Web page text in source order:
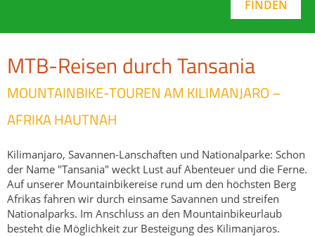
MTB-Reisen durch Tansania
MOUNTAINBIKE-TOUREN AM KILIMANJARO –
AFRIKA HAUTNAH
Kilimanjaro, Savannen-Lanschaften und Nationalparke: Schon
der Name "Tansania" weckt Lust auf Abenteuer und die Ferne.
Auf unserer Mountainbikereise rund um den höchsten Berg
Afrikas fahren wir durch einsame Savannen und streifen
Nationalparks. Im Anschluss an den Mountainbikeurlaub
besteht die Möglichkeit zur Besteigung des Kilimanjaros.